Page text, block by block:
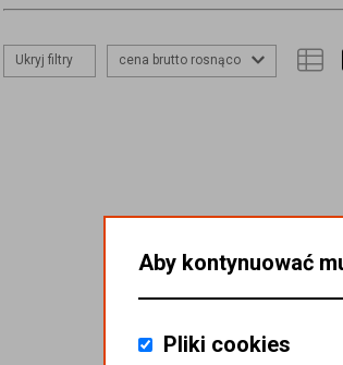
Ukryj filtry cena brutto rosnąco
Aby kontynuować
Pliki cookies